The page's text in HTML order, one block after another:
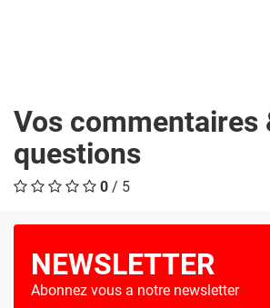
Vos commentaires
questions
0 / 5
NEWSLETTER
Abonnez vous a notre newsletter